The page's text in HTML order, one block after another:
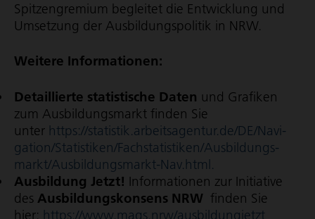
Spitzengremium begleitet die Entwicklung und
Umsetzung der Ausbil­dungs­po­litik in NRW.
Weitere Informationen:
Detail­lierte sta­tis­ti­sche Daten und Grafiken
zum Aus­bil­dungs­markt finden Sie
unter https://statistik.arbeits­agen­tur.de/DE/Navi­
ga­tion/Sta­tis­ti­ken/Fach­sta­tis­ti­ken/Aus­bil­dungs­
markt/Aus­bil­dungs­markt-Nav.html.
Aus­bil­dung Jetzt! Infor­ma­tio­nen zur Initia­tive
des Aus­bil­dungs­kon­sens NRW finden Sie
hier: https://www.mags.nrw/aus­bil­dung­jetzt